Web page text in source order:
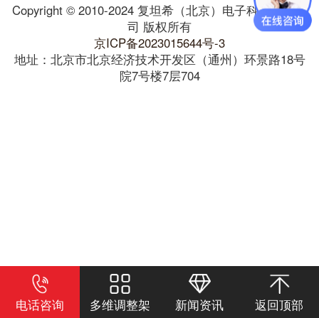
Copyright © 2010-2024 复坦希（北京）电子科技有限公
司 版权所有
京ICP备2023015644号-3
地址：北京市北京经济技术开发区（通州）环景路18号
院7号楼7层704
电话咨询 多维调整架 新闻资讯 返回顶部